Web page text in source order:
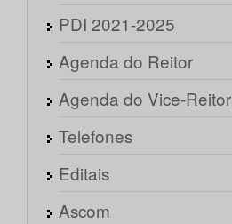
PDI 2021-2025
Agenda do Reitor
Agenda do Vice-Reitor
Telefones
Editais
Ascom